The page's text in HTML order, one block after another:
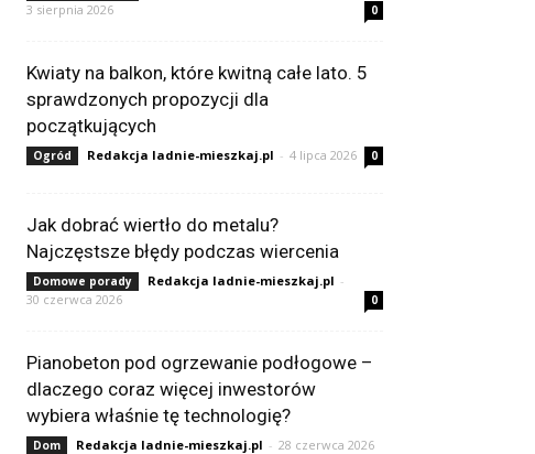
3 sierpnia 2026
0
Kwiaty na balkon, które kwitną całe lato. 5
sprawdzonych propozycji dla
początkujących
Ogród Redakcja ladnie-mieszkaj.pl - 4 lipca 2026 0
Jak dobrać wiertło do metalu?
Najczęstsze błędy podczas wiercenia
Domowe porady Redakcja ladnie-mieszkaj.pl -
30 czerwca 2026
0
Pianobeton pod ogrzewanie podłogowe –
dlaczego coraz więcej inwestorów
wybiera właśnie tę technologię?
Dom Redakcja ladnie-mieszkaj.pl - 28 czerwca 2026